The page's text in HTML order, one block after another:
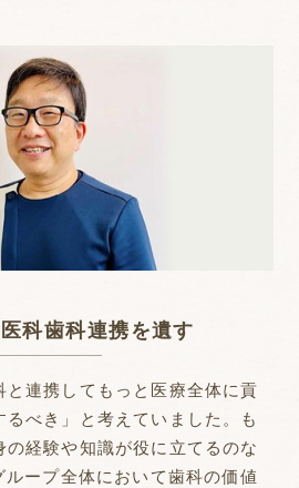
科歯科連携を遺す
連携してもっと医療全体に貢
べき」と考えていました。も
の経験や知識が役に立てるのな
ープ全体において歯科の価値